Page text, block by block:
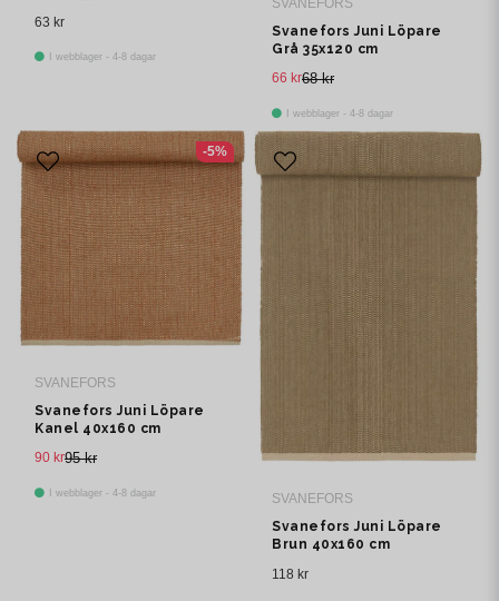
63 kr
I webblager - 4-8 dagar
Svanefors Juni Löpare
Grå 35x120 cm
68 kr
66 kr
I webblager - 4-8 dagar
SVANEFORS
Svanefors Juni Löpare
Kanel 40x160 cm
95 kr
90 kr
I webblager - 4-8 dagar
-5%
SVANEFORS
Svanefors Juni Löpare
Brun 40x160 cm
118 kr